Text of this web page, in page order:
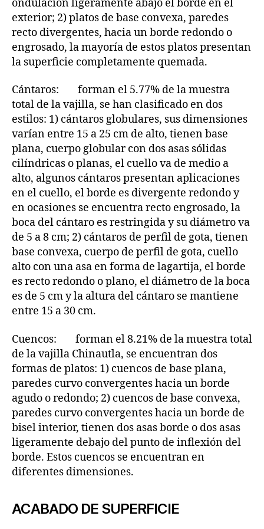
ondulación ligeramente abajo el borde en el
exterior; 2) platos de base convexa, paredes
recto divergentes, hacia un borde redondo o
engrosado, la mayoría de estos platos presentan
la superficie completamente quemada.
Cántaros: forman el 5.77% de la muestra
total de la vajilla, se han clasificado en dos
estilos: 1) cántaros globulares, sus dimensiones
varían entre 15 a 25 cm de alto, tienen base
plana, cuerpo globular con dos asas sólidas
cilíndricas o planas, el cuello va de medio a
alto, algunos cántaros presentan aplicaciones
en el cuello, el borde es divergente redondo y
en ocasiones se encuentra recto engrosado, la
boca del cántaro es restringida y su diámetro va
de 5 a 8 cm; 2) cántaros de perfil de gota, tienen
base convexa, cuerpo de perfil de gota, cuello
alto con una asa en forma de lagartija, el borde
es recto redondo o plano, el diámetro de la boca
es de 5 cm y la altura del cántaro se mantiene
entre 15 a 30 cm.
Cuencos: forman el 8.21% de la muestra total
de la vajilla Chinautla, se encuentran dos
formas de platos: 1) cuencos de base plana,
paredes curvo convergentes hacia un borde
agudo o redondo; 2) cuencos de base convexa,
paredes curvo convergentes hacia un borde de
bisel interior, tienen dos asas borde o dos asas
ligeramente debajo del punto de inflexión del
borde. Estos cuencos se encuentran en
diferentes dimensiones.
ACABADO DE SUPERFICIE